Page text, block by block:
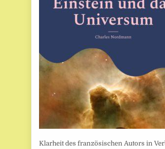
Klarheit des französischen Autors in